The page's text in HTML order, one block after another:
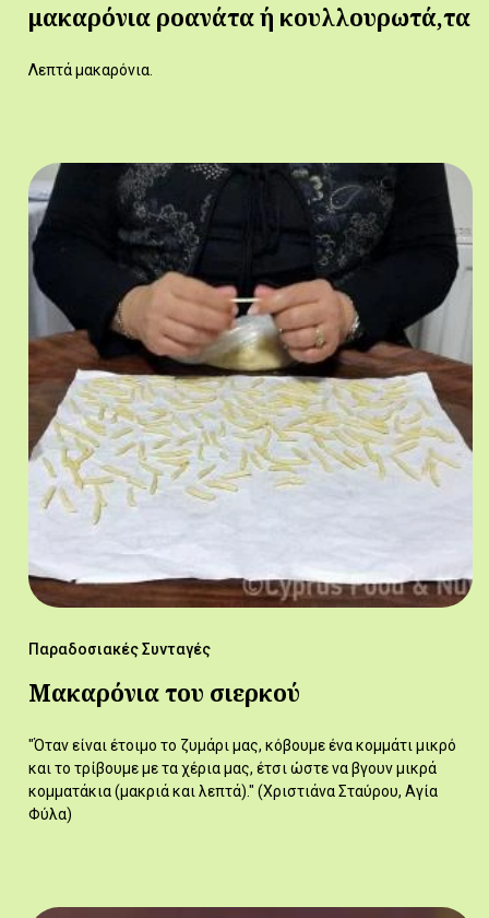
μακαρόνια ροανάτα ή κουλλουρωτά,τα
Λεπτά μακαρόνια.
Παραδοσιακές Συνταγές
Μακαρόνια του σιερκού
"Όταν είναι έτοιμο το ζυμάρι μας, κόβουμε ένα κομμάτι μικρό
και το τρίβουμε με τα χέρια μας, έτσι ώστε να βγουν μικρά
κομματάκια (μακριά και λεπτά)." (Χριστιάνα Σταύρου, Αγία
Φύλα)